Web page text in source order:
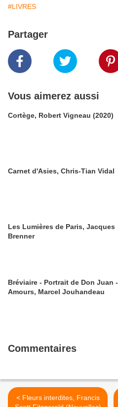
#LIVRES
Partager
Vous aimerez aussi
Cortège, Robert Vigneau (2020)
Carnet d'Asies, Chris-Tian Vidal
Les Lumières de Paris, Jacques
Brenner
Bréviaire - Portrait de Don Juan -
Amours, Marcel Jouhandeau
Commentaires
< Fleurs interdites, Francis